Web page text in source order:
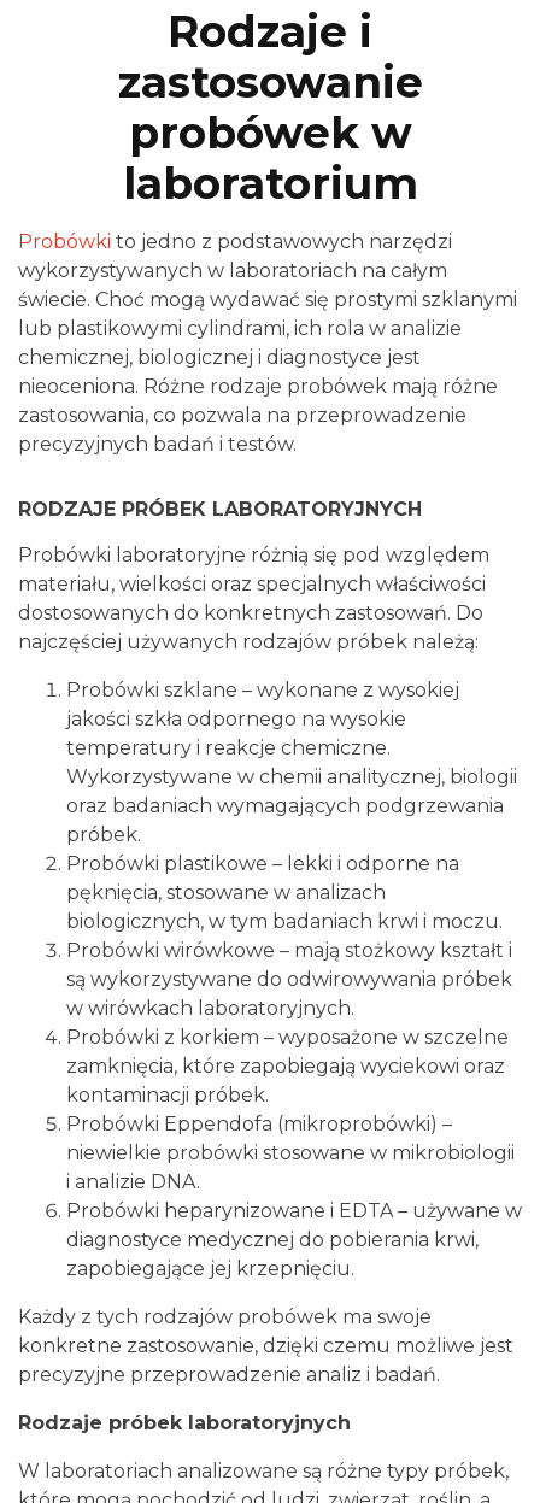
Rodzaje i
zastosowanie
probówek w
laboratorium
Probówki to jedno z podstawowych narzędzi
wykorzystywanych w laboratoriach na całym
świecie. Choć mogą wydawać się prostymi szklanymi
lub plastikowymi cylindrami, ich rola w analizie
chemicznej, biologicznej i diagnostyce jest
nieoceniona. Różne rodzaje probówek mają różne
zastosowania, co pozwala na przeprowadzenie
precyzyjnych badań i testów.
RODZAJE PRÓBEK LABORATORYJNYCH
Probówki laboratoryjne różnią się pod względem
materiału, wielkości oraz specjalnych właściwości
dostosowanych do konkretnych zastosowań. Do
najczęściej używanych rodzajów próbek należą:
Probówki szklane – wykonane z wysokiej
jakości szkła odpornego na wysokie
temperatury i reakcje chemiczne.
Wykorzystywane w chemii analitycznej, biologii
oraz badaniach wymagających podgrzewania
próbek.
Probówki plastikowe – lekki i odporne na
pęknięcia, stosowane w analizach
biologicznych, w tym badaniach krwi i moczu.
Probówki wirówkowe – mają stożkowy kształt i
są wykorzystywane do odwirowywania próbek
w wirówkach laboratoryjnych.
Probówki z korkiem – wyposażone w szczelne
zamknięcia, które zapobiegają wyciekowi oraz
kontaminacji próbek.
Probówki Eppendofa (mikroprobówki) –
niewielkie probówki stosowane w mikrobiologii
i analizie DNA.
Probówki heparynizowane i EDTA – używane w
diagnostyce medycznej do pobierania krwi,
zapobiegające jej krzepnięciu.
Każdy z tych rodzajów probówek ma swoje
konkretne zastosowanie, dzięki czemu możliwe jest
precyzyjne przeprowadzenie analiz i badań.
Rodzaje próbek laboratoryjnych
W laboratoriach analizowane są różne typy próbek,